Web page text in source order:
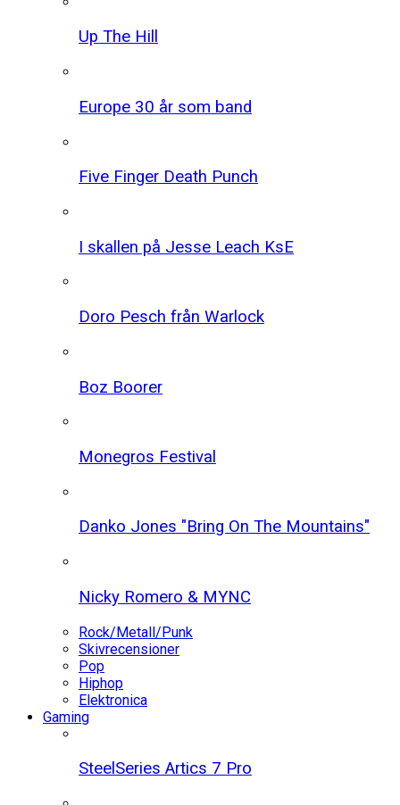
Up The Hill
Europe 30 år som band
Five Finger Death Punch
I skallen på Jesse Leach KsE
Doro Pesch från Warlock
Boz Boorer
Monegros Festival
Danko Jones "Bring On The Mountains"
Nicky Romero & MYNC
Rock/Metall/Punk
Skivrecensioner
Pop
Hiphop
Elektronica
Gaming
SteelSeries Artics 7 Pro